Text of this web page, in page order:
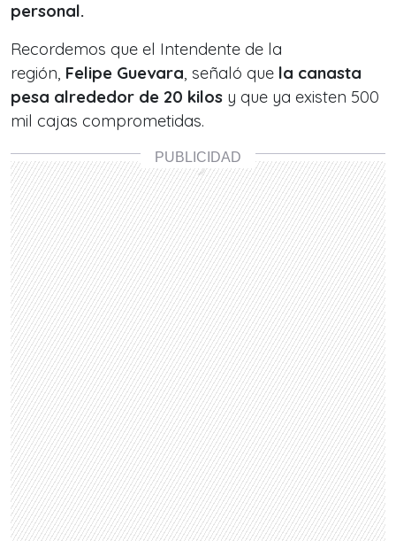
personal.
Recordemos que el Intendente de la
región, Felipe Guevara, señaló que la canasta
pesa alrededor de 20 kilos y que ya existen 500
mil cajas comprometidas.